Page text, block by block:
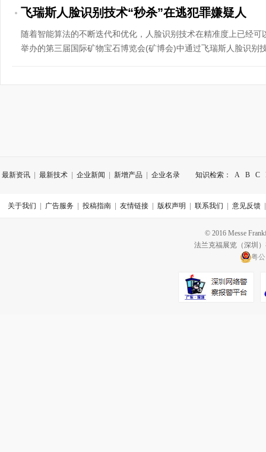
飞瑞斯人脸识别技术“秒杀”在逃犯罪嫌疑人
随着智能算法的不断迭代和优化，人脸识别技术在精准度上已经
举办的第三届国际矿物宝石博览会(矿博会)中通过飞瑞斯人脸识别
最新资讯 最新技术 企业新闻 新增产品 企业名录 知识检索： A B C
关于我们 广告服务 投稿指南 友情链接 版权声明 联系我们 意见反馈
© 2016 Messe
法兰克福展览（深圳
粤